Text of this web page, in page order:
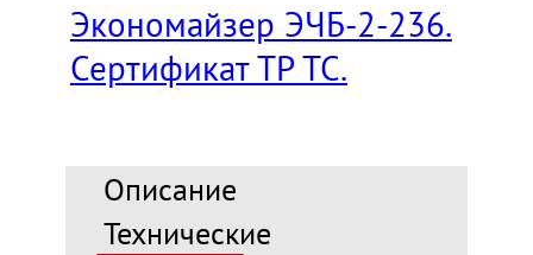
Экономайзер ЭЧБ-2-236.
Сертификат ТР ТС.
Описание
Технические